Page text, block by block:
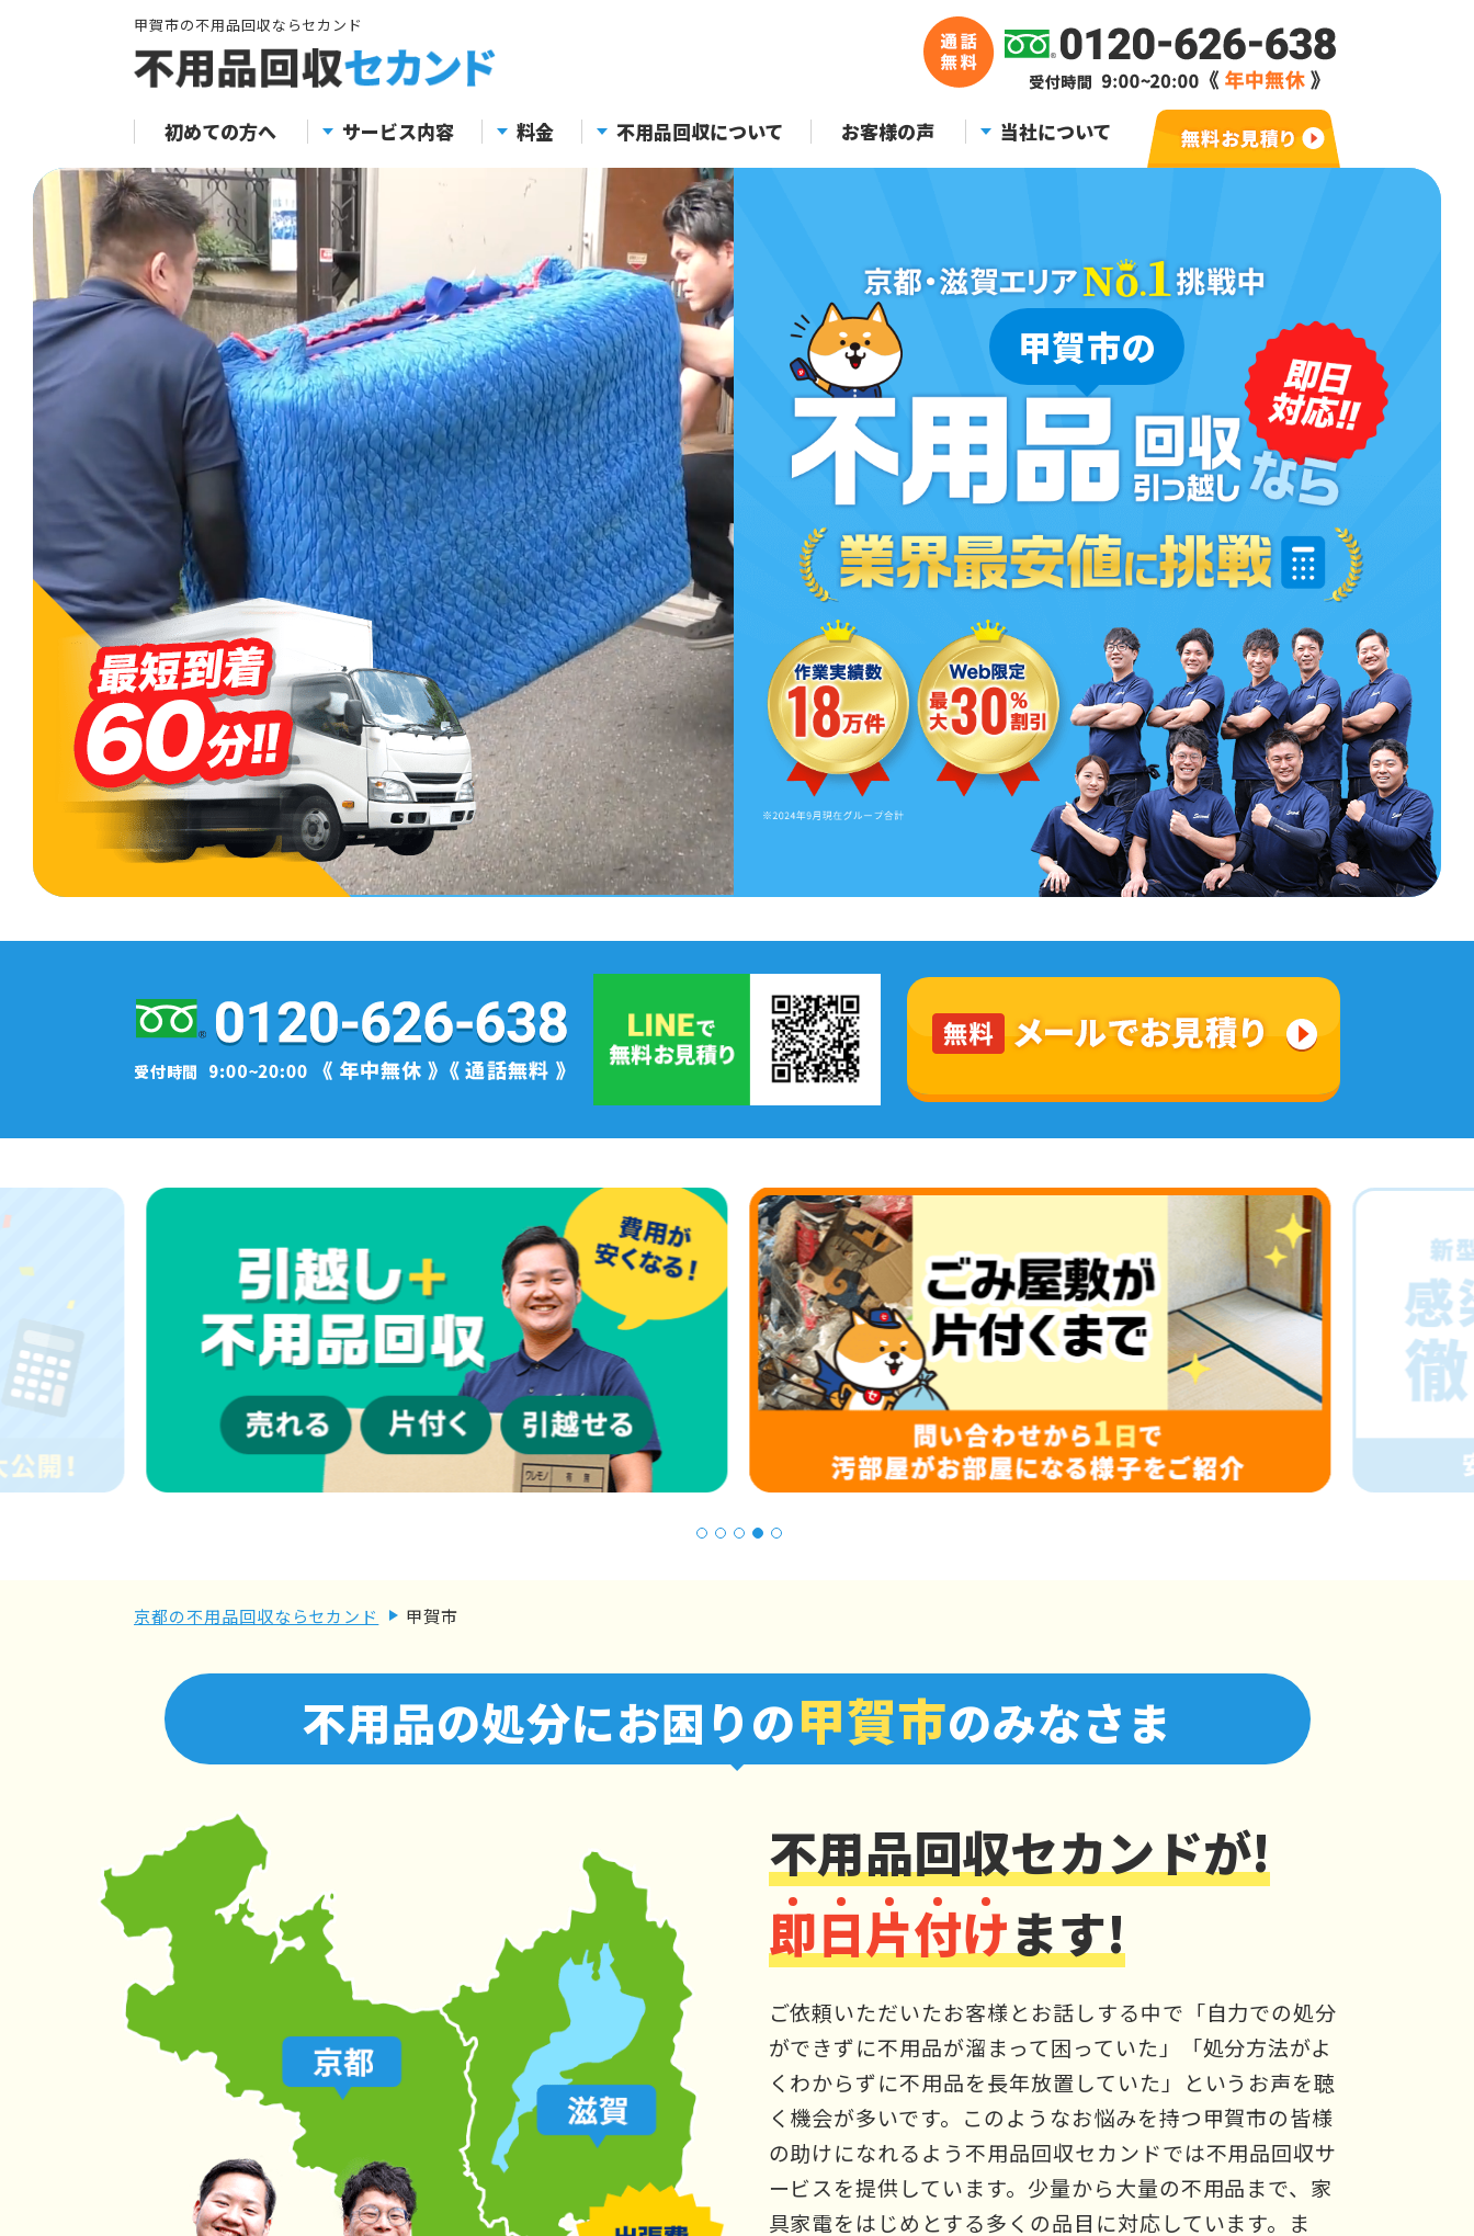
甲賀市の不用品回収ならセカンド
初めての方へ サービス内容 料金 不用品回収について お客様の声 当社について
甲賀市の
1 2 3 4 5
京都の不用品回収ならセカンド 甲賀市
不用品の処分にお困りの甲賀市のみなさま
不用品回収セカンドが!
即日片付けます!
ご依頼いただいたお客様とお話しする中で「自力での処分
ができずに不用品が溜まって困っていた」「処分方法がよ
くわからずに不用品を長年放置していた」というお声を聴
く機会が多いです。このようなお悩みを持つ甲賀市の皆様
の助けになれるよう不用品回収セカンドでは不用品回収サ
ービスを提供しています。少量から大量の不用品まで、家
具家電をはじめとする多くの品目に対応しています。ま